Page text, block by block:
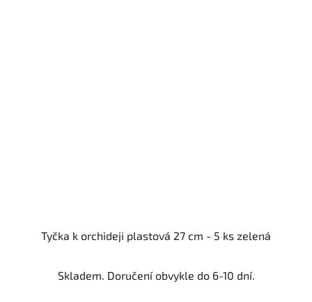
Tyčka k orchideji plastová 27 cm - 5 ks zelená
Skladem. Doručení obvykle do 6-10 dní.